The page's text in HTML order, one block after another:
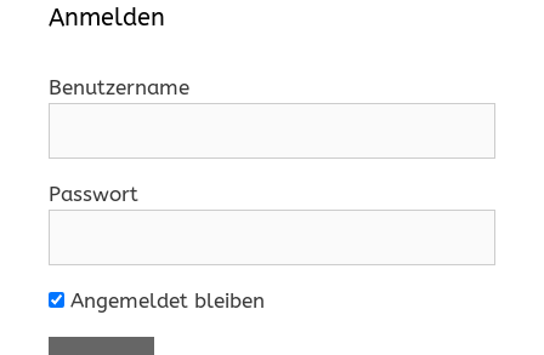
Anmelden
Benutzername
Passwort
Angemeldet bleiben